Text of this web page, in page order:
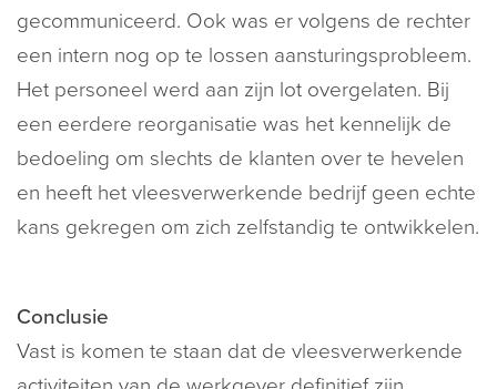
gecommuniceerd. Ook was er volgens de rechter
een intern nog op te lossen aansturingsprobleem.
Het personeel werd aan zijn lot overgelaten. Bij
een eerdere reorganisatie was het kennelijk de
bedoeling om slechts de klanten over te hevelen
en heeft het vleesverwerkende bedrijf geen echte
kans gekregen om zich zelfstandig te ontwikkelen.
Conclusie
Vast is komen te staan dat de vleesverwerkende